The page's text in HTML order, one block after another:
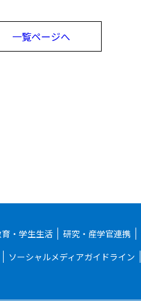
一覧ページへ
・学生生活 研究・産学官連携
ソーシャルメディアガイドライン